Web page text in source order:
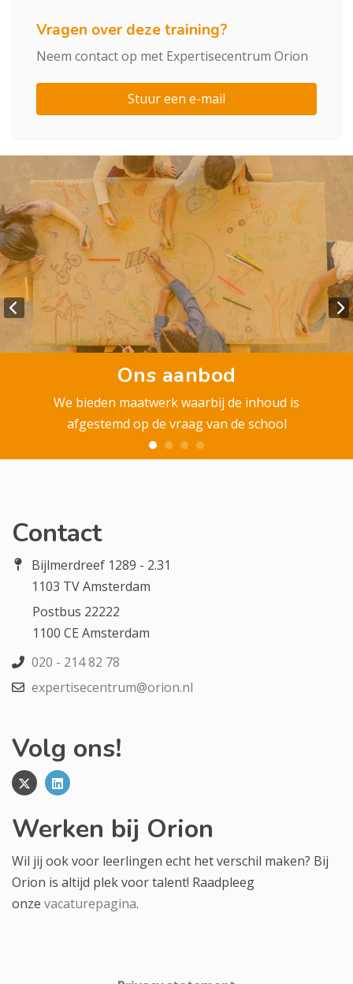
Vragen over deze training?
Neem contact op met Expertisecentrum Orion
Stuur een e-mail
Ons aanbod
We bieden maatwerk waarbij de inhoud is
afgestemd op de vraag van de school
Contact
Bijlmerdreef 1289 - 2.31
1103 TV Amsterdam
Postbus 22222
1100 CE Amsterdam
020 - 214 82 78
expertisecentrum@orion.nl
Volg ons!
Werken bij Orion
Wil jij ook voor leerlingen echt het verschil maken? Bij
Orion is altijd plek voor talent! Raadpleeg
onze vacaturepagina.